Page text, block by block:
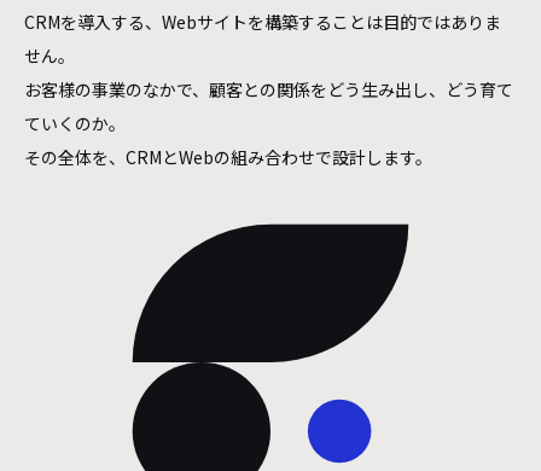
CRMを導入する、Webサイトを構築することは目的ではありま
せん。
お客様の事業のなかで、顧客との関係をどう生み出し、どう育て
ていくのか。
その全体を、CRMとWebの組み合わせで設計します。